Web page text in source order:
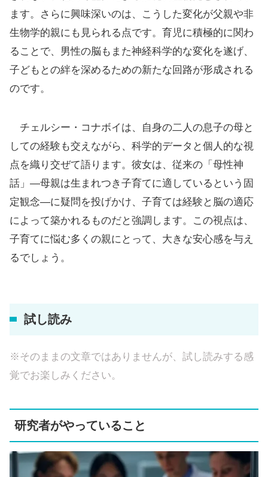
ます。さらに興味深いのは、こうした変化が父親や非
生物学的親にも見られる点です。育児に積極的に関わ
ることで、男性の脳もまた神経科学的な変化を遂げ、
子どもとの絆を深めるための新たな回路が形成される
のです。
チェルシー・コナボイは、自身の二人の息子の母と
しての経験も交えながら、科学的データと個人的な視
点を織り交ぜて語ります。彼女は、従来の「母性神
話」—母親は生まれつき子育てに適しているという固
定観念—に疑問を投げかけ、子育ては経験と脳の適応
によって築かれるものだと強調します。この視点は、
子育てに悩む多くの親にとって、大きな安心感を与え
るでしょう。
試し読み
※そのままの文章ではありませんが、試し読みする感
覚でお楽しみください。
研究者がやっていること